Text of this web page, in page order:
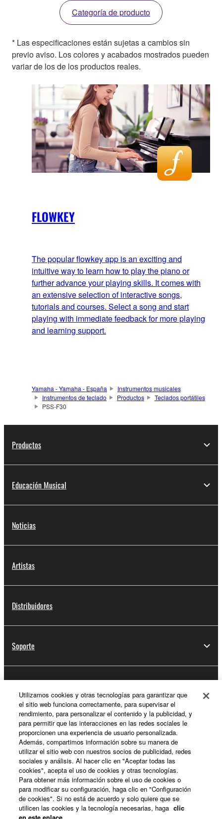
Categoría de producto
* Las especificaciones están sujetas a cambios sin
previo aviso. Los colores y acabados mostrados pueden
variar de los de los productos reales.
FLOWKEY
The popular flowkey app is an exciting and
intuitive way to learn how to play the piano or
further advance your playing skills. It comes with
an extensive selection of interactive songs,
tutorials and courses. Select a song and start
playing with immediate feedback for more playing
and learning support.
Yamaha - Yamaha - España
Instrumentos musicales
Instrumentos de teclado
Productos
Teclados portátiles
PSS-F30
Productos
Educación Musical
Noticias
Artistas
Distribuidores
Soporte
Acerca de Yamaha
España - Spanish
Empresa
Utilizamos cookies y otras tecnologías para garantizar que
el sitio web funciona correctamente, para supervisar el
rendimiento, para personalizar el contenido y la publicidad, y
para permitir que las interacciones en las redes sociales le
proporcionen una experiencia de usuario personalizada.
Además, compartimos información sobre su manera de
utilizar el sitio web con nuestros socios de publicidad, redes
sociales y análisis. Al hacer clic en "Aceptar todas las
cookies", acepta el uso de cookies y otras tecnologías.
Para obtener más información sobre el uso de cookies o
para modificar su configuración, haga clic en "Configuración
de cookies". Si no está de acuerdo y solo quiere que se
utilicen las cookies y la tecnología necesarias, haga clic